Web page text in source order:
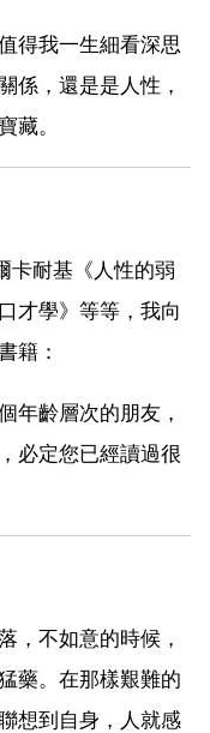
得我一生細看深思
係，還是是人性，
藏。
卡耐基《人性的弱
才學》等等，我向
籍：
年齡層次的朋友，
必定您已經讀過很
，不如意的時候，
藥。在那樣艱難的
想到自身，人就感